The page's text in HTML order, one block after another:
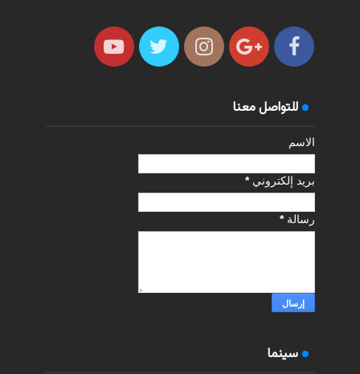
للتواصل معنا
الاسم
بريد إلكتروني*
رسالة*
سينما